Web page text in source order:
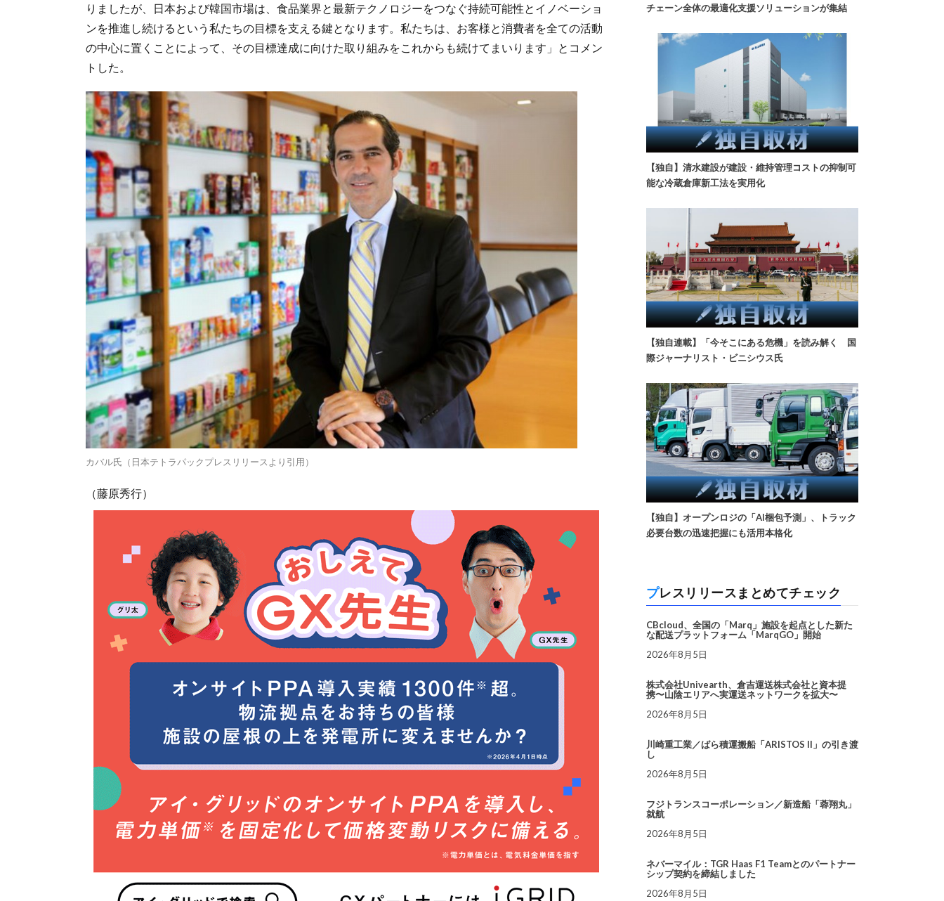
りましたが、日本および韓国市場は、食品業界と最新テクノロジーをつなぐ持続可能性とイノベーショ
ンを推進し続けるという私たちの目標を支える鍵となります。私たちは、お客様と消費者を全ての活動
の中心に置くことによって、その目標達成に向けた取り組みをこれからも続けてまいります」とコメン
トした。
カバル氏（日本テトラパックプレスリリースより引用）
（藤原秀行）
チェーン全体の最適化支援ソリューションが集結
【独自】清水建設が建設・維持管理コストの抑制可
能な冷蔵倉庫新工法を実用化
【独自連載】「今そこにある危機」を読み解く 国
際ジャーナリスト・ビニシウス氏
【独自】オープンロジの「AI梱包予測」、トラック
必要台数の迅速把握にも活用本格化
プレスリリースまとめてチェック
CBcloud、全国の「Marq」施設を起点とした新た
な配送プラットフォーム「MarqGO」開始
2026年8月5日
株式会社Univearth、倉吉運送株式会社と資本提
携〜山陰エリアへ実運送ネットワークを拡大〜
2026年8月5日
川崎重工業／ばら積運搬船「ARISTOS II」の引き渡
し
2026年8月5日
フジトランスコーポレーション／新造船「蓉翔丸」
就航
2026年8月5日
ネバーマイル：TGR Haas F1 Teamとのパートナー
シップ契約を締結しました
2026年8月5日